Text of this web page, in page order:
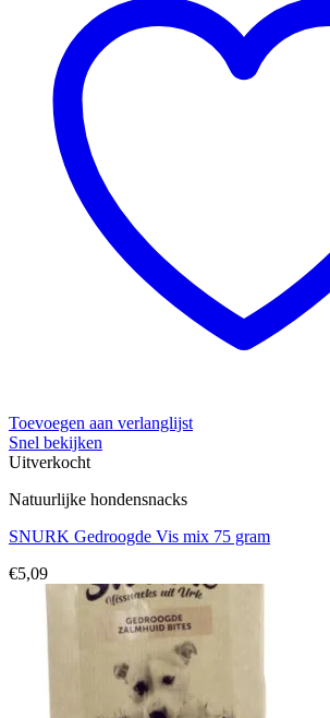
Toevoegen aan verlanglijst
Snel bekijken
Uitverkocht
Natuurlijke hondensnacks
SNURK Gedroogde Vis mix 75 gram
€5,09